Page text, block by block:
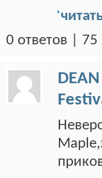
0 ответов |
DEAN